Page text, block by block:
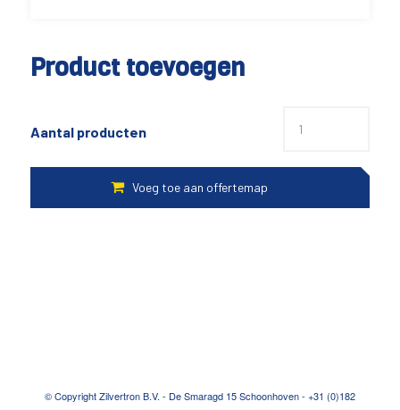
Product toevoegen
Aantal producten
© Copyright Zilvertron B.V. - De Smaragd 15 Schoonhoven - +31 (0)182